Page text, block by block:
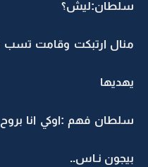
سلطان:ليش؟
منال ارتبكت وقامت تسب
يهديها
سلطان فهم :اوكي انا بروح
بيجون نـاس..